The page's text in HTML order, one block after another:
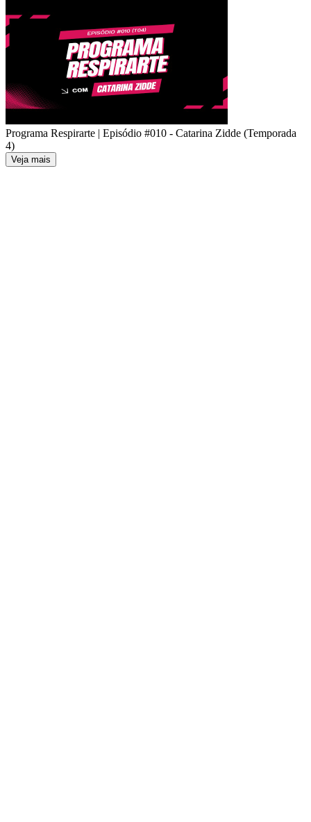
Programa Respirarte | Episódio #010 - Catarina Zidde (Temporada
4)
Veja mais